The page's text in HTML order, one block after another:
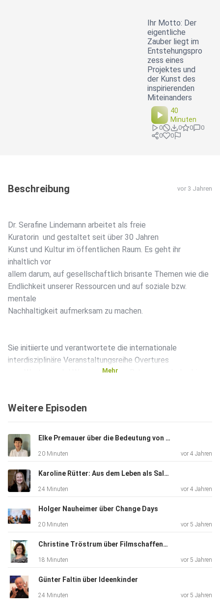
Ihr Motto: Der
eigentliche
Zauber liegt im
Entstehungspro
zess eines
Projektes und
der Kunst des
inspirierenden
Miteinanders
40
Minuten
0 0 0
0
0
0
Beschreibung vor 3 Jahren
Dr. Serafine Lindemann arbeitet als freie
Kuratorin und gestaltet seit über 30 Jahren
Kunst und Kultur im öffentlichen Raum. Es geht ihr
inhaltlich vor
allem darum, auf gesellschaftlich brisante Themen wie die
Endlichkeit unserer Ressourcen und auf soziale bzw.
mentale
Nachhaltigkeit aufmerksam zu machen.
Sie initiierte und verantwortete die internationale
interdisziplinäre Veranstaltungsreihe Overtures
zum Wertewandel Wasser, in deren Rahmen auch das bis
Klangkünstlers
zuhören
können ist die Idee. (Die
Telefonnummer ist noch aktiv und verbindet den Anrufer in
+43525430089)
Uns fasziniert ihr Projektverständnis als Beitrag zu einer
„horizontalen Demokratie“: auf Augenhöhe mit ganz
noch gar
nicht kennen, innehalten, reden und gemeinsam essen, um
Mehr
Weitere Episoden
Elke Premauer über die Bedeutung von Begegnungen
20 Minuten vor 4 Jahren
Karoline Rütter: Aus dem Leben als Salonière
24 Minuten vor 4 Jahren
Holger Nauheimer über Change Days
20 Minuten vor 5 Jahren
Christine Tröstrum über Filmschaffende
18 Minuten vor 5 Jahren
Günter Faltin über Ideenkinder
24 Minuten vor 5 Jahren